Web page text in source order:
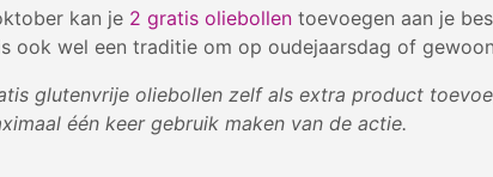
kan je 2 gratis oliebollen toevoegen aan je
ook wel een traditie om op oudejaarsdag of
glutenvrije oliebollen zelf als extra product
één keer gebruik maken van de actie.